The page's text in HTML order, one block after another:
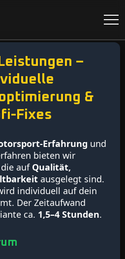
–
&
Fixes
Erfahrung und
bieten wir
auf Qualität,
ausgelegt sind.
individuell auf dein
Der Zeitaufwand
ca. 1,5–4 Stunden.